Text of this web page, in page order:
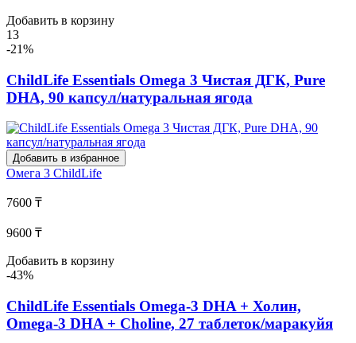
Добавить в корзину
13
-21%
ChildLife Essentials Omega 3 Чистая ДГК, Pure
DHA, 90 капсул/натуральная ягода
Добавить в избранное
Омега 3 ChildLife
7600 ₸
9600 ₸
Добавить в корзину
-43%
ChildLife Essentials Omega-3 DHA + Холин,
Omega-3 DHA + Choline, 27 таблеток/маракуйя